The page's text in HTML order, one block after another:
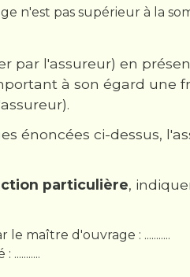
n'est pas supérieur à la
par l'assureur) en
à son égard une
énoncées ci-dessus,
particulière,
maître d'ouvrage : ...........